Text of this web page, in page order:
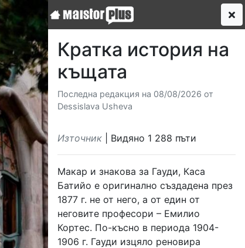
Кратка история на
къщата
Последна редакция на 08/08/2026 от
Dessislava Usheva
Източник | Видяно 1 288 пъти
Макар и знакова за Гауди, Каса
Батийо е оригинално създадена през
1877 г. не от него, а от един от
неговите професори – Емилио
Кортес. По-късно в периода 1904-
1906 г. Гауди изцяло реновира